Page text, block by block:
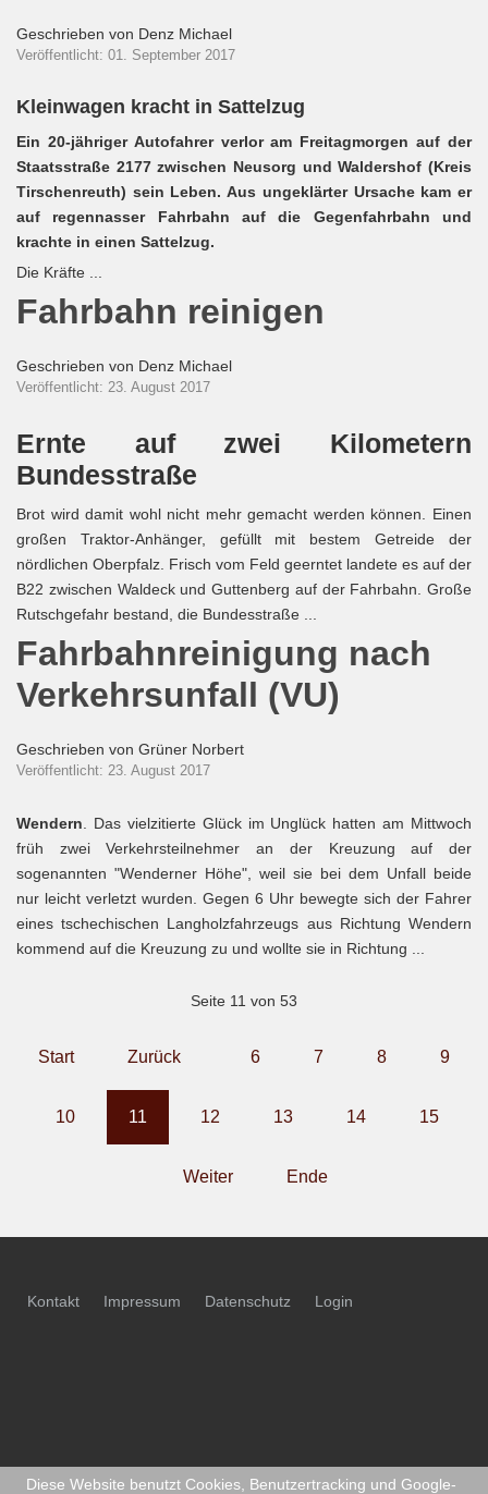
Geschrieben von Denz Michael
Veröffentlicht: 01. September 2017
Kleinwagen kracht in Sattelzug
Ein 20-jähriger Autofahrer verlor am Freitagmorgen auf der
Staatsstraße 2177 zwischen Neusorg und Waldershof (Kreis
Tirschenreuth) sein Leben. Aus ungeklärter Ursache kam er
auf regennasser Fahrbahn auf die Gegenfahrbahn und
krachte in einen Sattelzug.
Die Kräfte ...
Fahrbahn reinigen
Geschrieben von Denz Michael
Veröffentlicht: 23. August 2017
Ernte auf zwei Kilometern
Bundesstraße
Brot wird damit wohl nicht mehr gemacht werden können. Einen
großen Traktor-Anhänger, gefüllt mit bestem Getreide der
nördlichen Oberpfalz. Frisch vom Feld geerntet landete es auf der
B22 zwischen Waldeck und Guttenberg auf der Fahrbahn. Große
Rutschgefahr bestand, die Bundesstraße ...
Fahrbahnreinigung nach
Verkehrsunfall (VU)
Geschrieben von Grüner Norbert
Veröffentlicht: 23. August 2017
Wendern . Das vielzitierte Glück im Unglück hatten am Mittwoch
früh zwei Verkehrsteilnehmer an der Kreuzung auf der
sogenannten "Wenderner Höhe", weil sie bei dem Unfall beide
nur leicht verletzt wurden. Gegen 6 Uhr bewegte sich der Fahrer
eines tschechischen Langholzfahrzeugs aus Richtung Wendern
kommend auf die Kreuzung zu und wollte sie in Richtung ...
Seite 11 von 53
Start Zurück 6 7 8 9
10 11 12 13 14 15
Weiter Ende
Kontakt Impressum Datenschutz Login
Diese Website benutzt Cookies, Benutzertracking und Google-